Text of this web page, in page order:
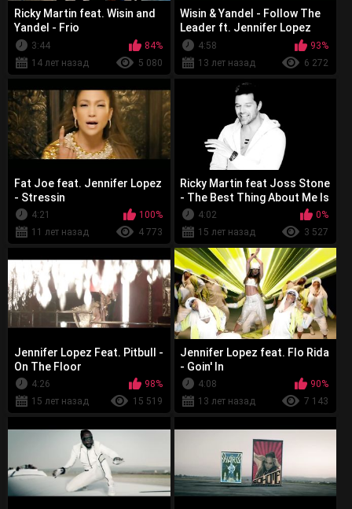
Ricky Martin feat. Wisin and
Yandel - Frio
3:44
84%
14 лет назад
5 080
Wisin & Yandel - Follow The
Leader ft. Jennifer Lopez
4:58
93%
13 лет назад
6 272
Fat Joe feat. Jennifer Lopez
- Stressin
4:21
100%
11 лет назад
4 773
Ricky Martin feat Joss Stone
- The Best Thing About Me Is
You4:02
0%
15 лет назад
3 527
Jennifer Lopez Feat. Pitbull -
On The Floor
4:26
98%
15 лет назад
15 519
Jennifer Lopez feat. Flo Rida
- Goin' In
4:08
90%
13 лет назад
7 143